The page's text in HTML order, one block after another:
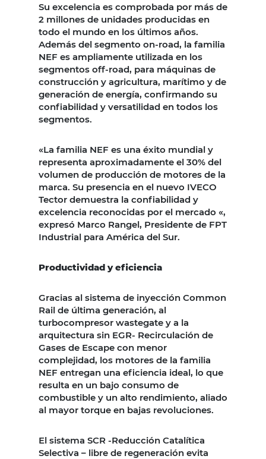
Su excelencia es comprobada por más de
2 millones de unidades producidas en
todo el mundo en los últimos años.
Además del segmento on-road, la familia
NEF es ampliamente utilizada en los
segmentos off-road, para máquinas de
construcción y agricultura, marítimo y de
generación de energía, confirmando su
confiabilidad y versatilidad en todos los
segmentos.
«La familia NEF es una éxito mundial y
representa aproximadamente el 30% del
volumen de producción de motores de la
marca. Su presencia en el nuevo IVECO
Tector demuestra la confiabilidad y
excelencia reconocidas por el mercado «,
expresó Marco Rangel, Presidente de FPT
Industrial para América del Sur.
Productividad y eficiencia
Gracias al sistema de inyección Common
Rail de última generación, al
turbocompresor wastegate y a la
arquitectura sin EGR- Recirculación de
Gases de Escape con menor
complejidad, los motores de la familia
NEF entregan una eficiencia ideal, lo que
resulta en un bajo consumo de
combustible y un alto rendimiento, aliado
al mayor torque en bajas revoluciones.
El sistema SCR -Reducción Catalítica
Selectiva – libre de regeneración evita